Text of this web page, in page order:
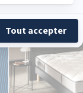
-40%